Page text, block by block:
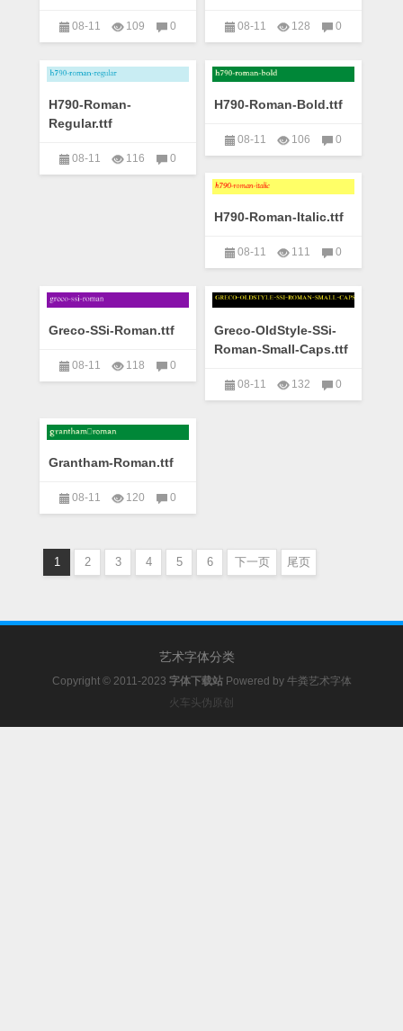
08-11 109
0
08-11 128
0
H790-Roman-
Regular.ttf
08-11 116
0
H790-Roman-Bold.ttf
08-11 106
0
H790-Roman-Italic.ttf
08-11 111
0
Greco-SSi-Roman.ttf
08-11 118
0
Greco-OldStyle-SSi-
Roman-Small-Caps.ttf
08-11 132
0
Grantham-Roman.ttf
08-11 120
0
1 2 3 4 5 6 下一页 尾页
艺术字体分类
Copyright © 2011-2023 字体下载站 Powered by 牛粪艺术字体
火车头伪原创